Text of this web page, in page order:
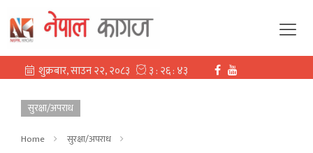
सुरक्षा/अपराध
Home
सुरक्षा/अपराध